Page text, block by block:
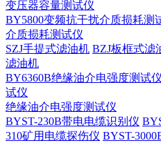
变压器容量测试仪
BY5800变频抗干扰介质损耗测
介质损耗测试仪
SZJ手提式滤油机 BZJ板框式滤
滤油机
BY6360B绝缘油介电强度测试仪
试仪
绝缘油介电强度测试仪
BYST-230B带电电缆识别仪
310矿用电缆探伤仪 BYST-